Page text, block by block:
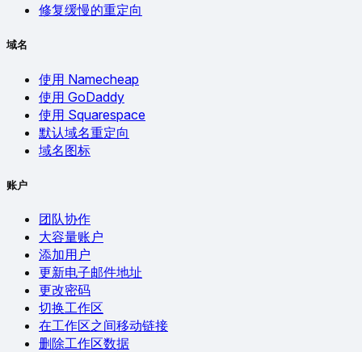
修复缓慢的重定向
域名
使用 Namecheap
使用 GoDaddy
使用 Squarespace
默认域名重定向
域名图标
账户
团队协作
大容量账户
添加用户
更新电子邮件地址
更改密码
切换工作区
在工作区之间移动链接
删除工作区数据